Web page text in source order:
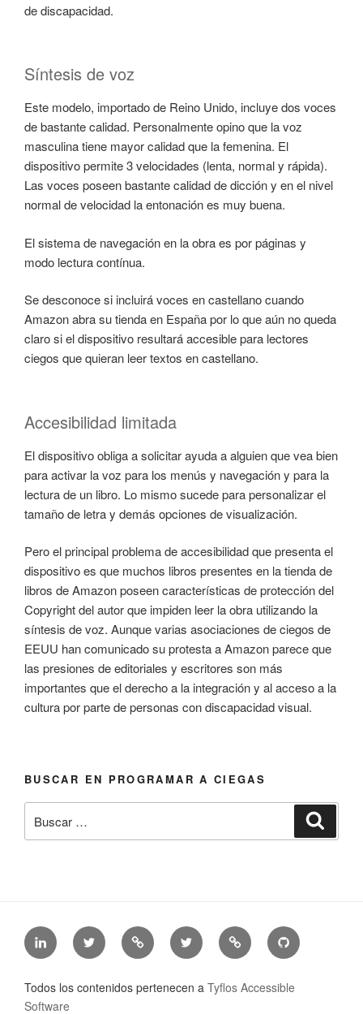
de discapacidad.
Síntesis de voz
Este modelo, importado de Reino Unido, incluye dos voces
de bastante calidad. Personalmente opino que la voz
masculina tiene mayor calidad que la femenina. El
dispositivo permite 3 velocidades (lenta, normal y rápida).
Las voces poseen bastante calidad de dicción y en el nivel
normal de velocidad la entonación es muy buena.
El sistema de navegación en la obra es por páginas y
modo lectura contínua.
Se desconoce si incluirá voces en castellano cuando
Amazon abra su tienda en España por lo que aún no queda
claro si el dispositivo resultará accesible para lectores
ciegos que quieran leer textos en castellano.
Accesibilidad limitada
El dispositivo obliga a solicitar ayuda a alguien que vea bien
para activar la voz para los menús y navegación y para la
lectura de un libro. Lo mismo sucede para personalizar el
tamaño de letra y demás opciones de visualización.
Pero el principal problema de accesibilidad que presenta el
dispositivo es que muchos libros presentes en la tienda de
libros de Amazon poseen características de protección del
Copyright del autor que impiden leer la obra utilizando la
síntesis de voz. Aunque varias asociaciones de ciegos de
EEUU han comunicado su protesta a Amazon parece que
las presiones de editoriales y escritores son más
importantes que el derecho a la integración y al acceso a la
cultura por parte de personas con discapacidad visual.
BUSCAR EN PROGRAMAR A CIEGAS
por:
LinkedIn
de
Jonathan
Chacón
Twitter
de
@jonathanchacon
Mastodon
de
Chacón
Twitter
de
@TyfAccSoft
Tyflos
Accessible
Software
Github
de
Tyflos
Todos los contenidos pertenecen a Tyflos Accessible
Software